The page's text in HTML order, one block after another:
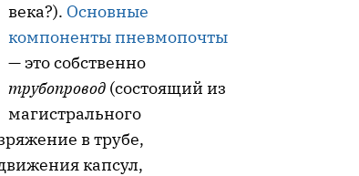
века?). Основные
компоненты пневмопочты
— это собственно
трубопровод (состоящий из
магистрального
в трубе,
капсул,